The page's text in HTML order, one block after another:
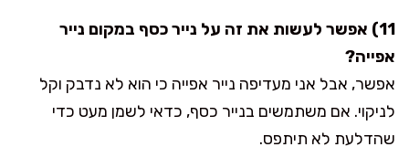
11) אפשר לעשות את זה על נייר כסף במקום נייר
אפייה?
אפשר, אבל אני מעדיפה נייר אפייה כי הוא לא נדבק וקל
לניקוי. אם משתמשים בנייר כסף, כדאי לשמן מעט כדי
שהדלעת לא תיתפס.